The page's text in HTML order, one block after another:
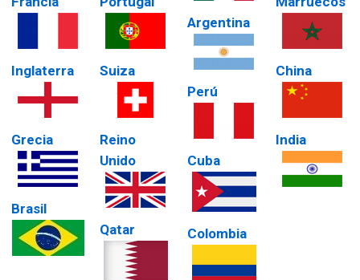
Inglaterra
Grecia
Brasil
Suiza
Reino
Unido
Qatar
Argentina
Perú
Cuba
Colombia
China
India